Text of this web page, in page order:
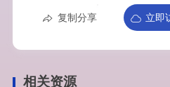
复制分享 立即
相关资源